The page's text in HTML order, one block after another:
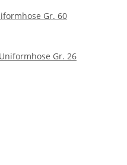
Gr. 60